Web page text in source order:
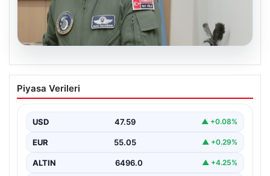
Rafet Dalkıran kimdir? Yeni Hava
Kuvvetleri Komutanı Rafet Dalkıran’ın
Piyasa Verileri
USD 47.59 ▲ +0.08%
EUR 55.05 ▲ +0.29%
ALTIN 6496.0 ▲ +4.25%